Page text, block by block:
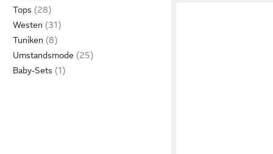
Tops
Westen
Tuniken
Umstandsmode
Baby-Sets